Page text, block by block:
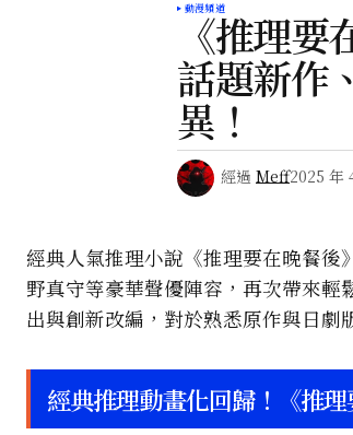
動漫頻道
《推理
話題新作
異！
經過 Meff2025 年
經典人氣推理小說《推理要在晚餐
野真守等豪華聲優陣容，再次帶來
出與創新改編，對於熟悉原作與日劇
經典推理動畫化回歸！《推